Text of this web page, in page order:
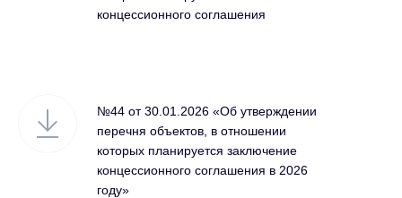
концессионного соглашения
№44 от 30.01.2026 «Об утверждении
перечня объектов, в отношении
которых планируется заключение
концессионного соглашения в 2026
году»